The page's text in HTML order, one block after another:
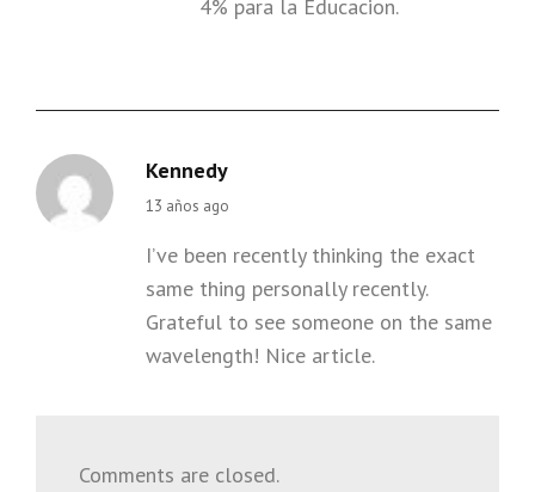
4% para la Educacion.
Kennedy
says:
13 años ago
I’ve been recently thinking the exact
same thing personally recently.
Grateful to see someone on the same
wavelength! Nice article.
Comments are closed.